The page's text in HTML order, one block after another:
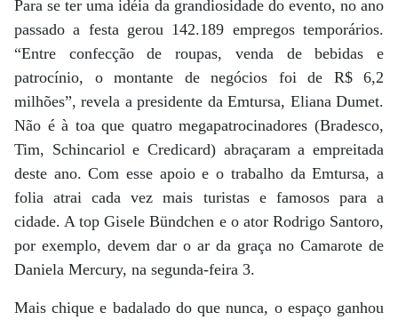
Para se ter uma idéia da grandiosidade do evento, no ano
passado a festa gerou 142.189 empregos temporários.
“Entre confecção de roupas, venda de bebidas e
patrocínio, o montante de negócios foi de R$ 6,2
milhões”, revela a presidente da Emtursa, Eliana Dumet.
Não é à toa que quatro megapatrocinadores (Bradesco,
Tim, Schincariol e Credicard) abraçaram a empreitada
deste ano. Com esse apoio e o trabalho da Emtursa, a
folia atrai cada vez mais turistas e famosos para a
cidade. A top Gisele Bündchen e o ator Rodrigo Santoro,
por exemplo, devem dar o ar da graça no Camarote de
Daniela Mercury, na segunda-feira 3.
Mais chique e badalado do que nunca, o espaço ganhou